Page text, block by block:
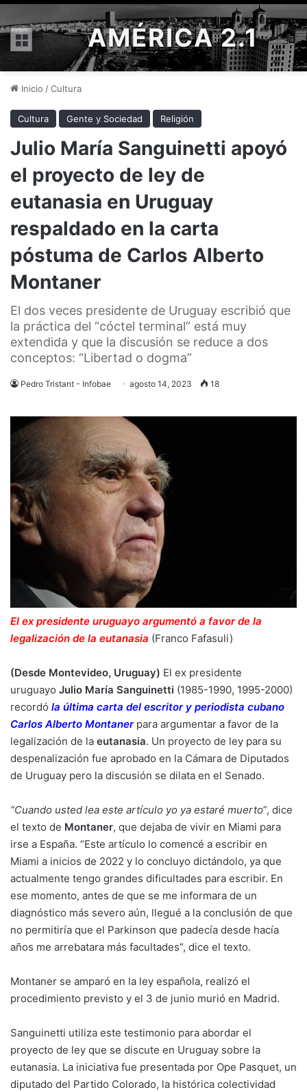
Menú AMÉRICA 2.1
Inicio /Cultura
Cultura Gente y Sociedad Religión
Julio María Sanguinetti apoyó
el proyecto de ley de
eutanasia en Uruguay
respaldado en la carta
póstuma de Carlos Alberto
Montaner
El dos veces presidente de Uruguay escribió que
la práctica del “cóctel terminal” está muy
extendida y que la discusión se reduce a dos
conceptos: “Libertad o dogma”
Pedro Tristant - Infobae agosto 14, 2023 18
El ex presidente uruguayo argumentó a favor de la
legalización de la eutanasia (Franco Fafasuli)
(Desde Montevideo, Uruguay) El ex presidente
uruguayo Julio María Sanguinetti (1985-1990, 1995-2000)
recordó la última carta del escritor y periodista cubano
Carlos Alberto Montaner para argumentar a favor de la
legalización de la eutanasia. Un proyecto de ley para su
despenalización fue aprobado en la Cámara de Diputados
de Uruguay pero la discusión se dilata en el Senado.
“Cuando usted lea este artículo yo ya estaré muerto”, dice
el texto de Montaner, que dejaba de vivir en Miami para
irse a España. “Este artículo lo comencé a escribir en
Miami a inicios de 2022 y lo concluyo dictándolo, ya que
actualmente tengo grandes dificultades para escribir. En
ese momento, antes de que se me informara de un
diagnóstico más severo aún, llegué a la conclusión de que
no permitiría que el Parkinson que padecía desde hacía
años me arrebatara más facultades”, dice el texto.
Montaner se amparó en la ley española, realizó el
procedimiento previsto y el 3 de junio murió en Madrid.
Sanguinetti utiliza este testimonio para abordar el
proyecto de ley que se discute en Uruguay sobre la
eutanasia. La iniciativa fue presentada por Ope Pasquet, un
diputado del Partido Colorado, la histórica colectividad